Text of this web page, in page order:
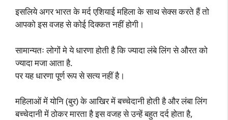
इसलिये अगर भारत के मर्द एशियाई महिला के साथ सेक्स करते हैं तो
आपको इस वजह से कोई दिक्कत नहीं होगी।
सामान्यतः लोगों मे ये धारणा होती है कि ज्यादा लंबे लिंग से औरत को
ज्यादा मजा आता है.
पर यह धारणा पूर्ण रूप से सत्य नहीं है।
महिलाओं में योनि (बुर) के आखिर में बच्चेदानी होती है और लंबा लिंग
बच्चेदानी में ठोकर मारता है इस वजह से उन्हें बहुत दर्द होता है,